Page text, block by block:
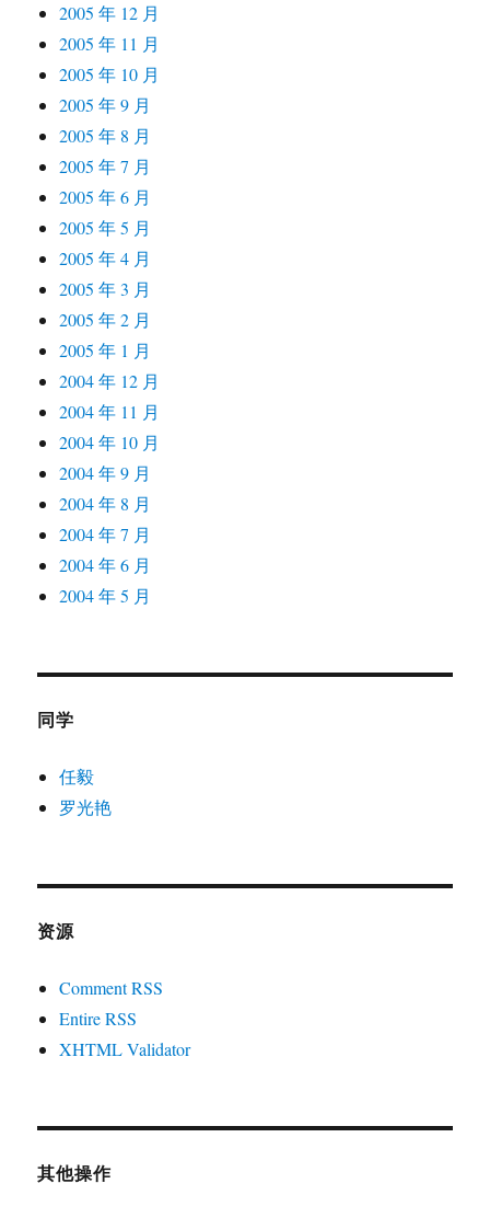
2005 年 12 月
2005 年 11 月
2005 年 10 月
2005 年 9 月
2005 年 8 月
2005 年 7 月
2005 年 6 月
2005 年 5 月
2005 年 4 月
2005 年 3 月
2005 年 2 月
2005 年 1 月
2004 年 12 月
2004 年 11 月
2004 年 10 月
2004 年 9 月
2004 年 8 月
2004 年 7 月
2004 年 6 月
2004 年 5 月
同学
任毅
罗光艳
资源
Comment RSS
Entire RSS
XHTML Validator
其他操作